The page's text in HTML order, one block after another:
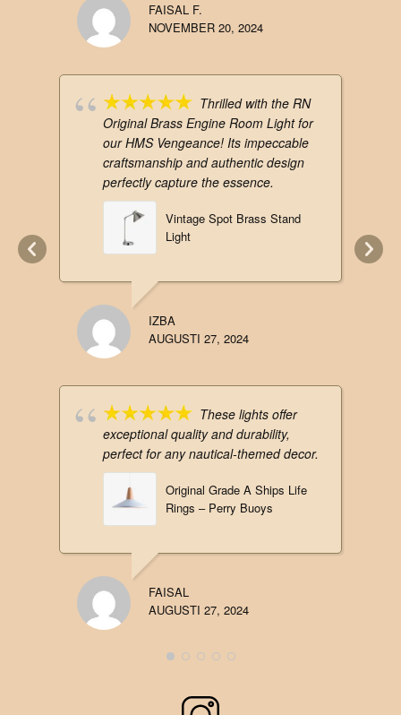
FAISAL F.
NOVEMBER 20, 2024
Thrilled with the RN
Original Brass Engine Room Light for
our HMS Vengeance! Its impeccable
craftsmanship and authentic design
perfectly capture the essence.
Vintage Spot Brass Stand
Light
IZBA
AUGUSTI 27, 2024
These lights offer
exceptional quality and durability,
perfect for any nautical-themed decor.
Original Grade A Ships Life
Rings – Perry Buoys
FAISAL
AUGUSTI 27, 2024